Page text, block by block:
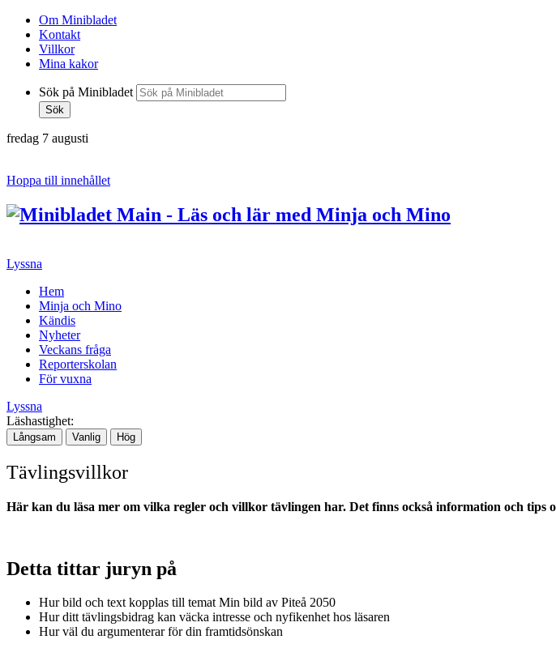
Om Minibladet
Kontakt
Villkor
Mina kakor
Sök på Minibladet
Sök
fredag 7 augusti
Hoppa till innehållet
Lyssna
Hem
Minja och Mino
Kändis
Nyheter
Veckans fråga
Reporterskolan
För vuxna
Lyssna
Läshastighet:
Långsam Vanlig Hög
Tävlingsvillkor
Här kan du läsa mer om vilka regler och villkor tävlingen har. Det finns också information och
Detta tittar juryn på
Hur bild och text kopplas till temat Min bild av Piteå 2050
Hur ditt tävlingsbidrag kan väcka intresse och nyfikenhet hos läsaren
Hur väl du argumenterar för din framtidsönskan